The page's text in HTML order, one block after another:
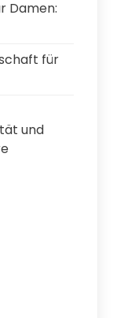
Damen:
für
und